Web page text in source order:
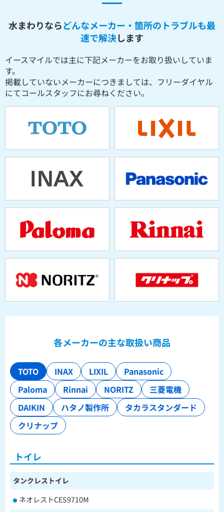
水まわりならどんなメーカー・箇所のトラブルも最
速で解決します
イースマイルでは主に下記メーカーをお取り扱いしていま
す。
掲載していないメーカーにつきましては、フリーダイヤル
にてコールスタッフにお尋ねください。
各メーカーの主な取扱い商品
TOTO INAX LIXIL
Panasonic
Paloma
Rinnai NORITZ
三菱電機
DAIKIN
ハタノ製作所
タカラスタンダード
クリナップ
トイレ
タンクレストイレ
ネオレストCES9710M